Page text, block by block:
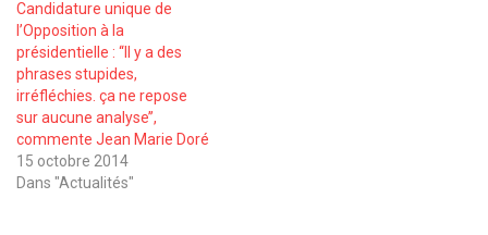
Candidature unique de
l’Opposition à la
présidentielle : ‘‘Il y a des
phrases stupides,
irréfléchies. ça ne repose
sur aucune analyse’’,
commente Jean Marie Doré
15 octobre 2014
Dans "Actualités"